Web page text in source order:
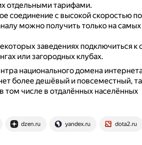
отдельными тарифами.
соединение с высокой скоростью по
можно получить только на самых
заведениях подключиться к
или загородных клубах.
национального домена
более дешёвый и повсеместный,
том числе в отдалённых населённых
dzen.ru yandex.ru dota2.ru